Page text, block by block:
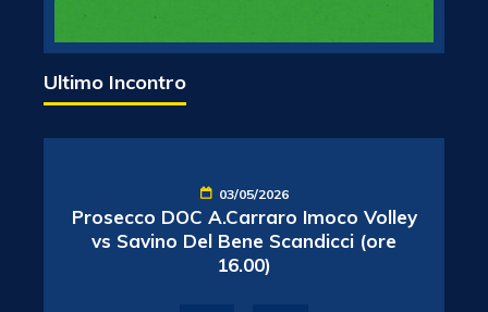
Ultimo Incontro
03/05/2026
Prosecco DOC A.Carraro Imoco Volley
vs Savino Del Bene Scandicci (ore
16.00)